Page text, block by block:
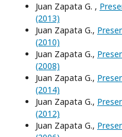
Juan Zapata G. ,
(2013)
Juan Zapata G.,
(2010)
Juan Zapata G.,
(2008)
Juan Zapata G.,
(2014)
Juan Zapata G.,
(2012)
Juan Zapata G.,